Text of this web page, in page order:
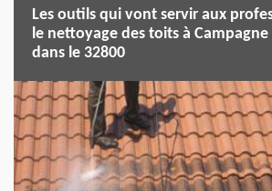
Les outils qui vont servir aux
le nettoyage des toits à
dans le 32800